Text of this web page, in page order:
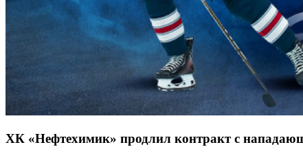
ХК «Нефтехимик» продлил контракт с